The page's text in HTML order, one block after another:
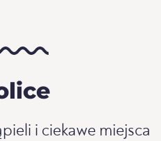
i ciekawe miejsca